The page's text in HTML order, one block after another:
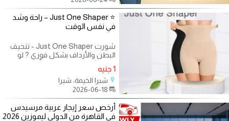
⭐ Just One Shaper – راحة وشد
في نفس الوقت
شورت Just One Shaper - تنحيف
البطن والأرداف بشكل فوري ? لو
عايزة شكل جسمك يبان أنحف
ومشدود من أول لبس،
1 جنيه
شبرا الخيمة، شبرا
أرخص سعر إيجار عربية مرسيدس
في القاهرة من الدولي ليموزين 2026